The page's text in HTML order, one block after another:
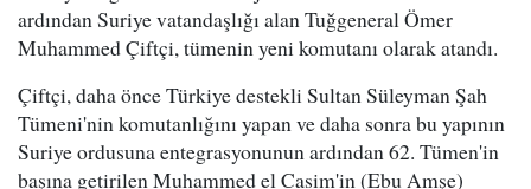
ardından Suriye vatandaşlığı alan Tuğgeneral Ömer
Muhammed Çiftçi, tümenin yeni komutanı olarak atandı.
Çiftçi, daha önce Türkiye destekli Sultan Süleyman Şah
Tümeni'nin komutanlığını yapan ve daha sonra bu yapının
Suriye ordusuna entegrasyonunun ardından 62. Tümen'in
başına getirilen Muhammed el Casim'in (Ebu Amşe)